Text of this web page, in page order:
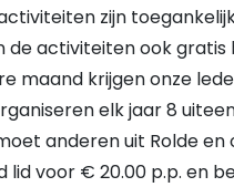
zijn
de activiteiten ook gratis
maand krijgen onze
elk jaar 8
anderen uit Rolde en
lid voor € 20.00 p.p. en